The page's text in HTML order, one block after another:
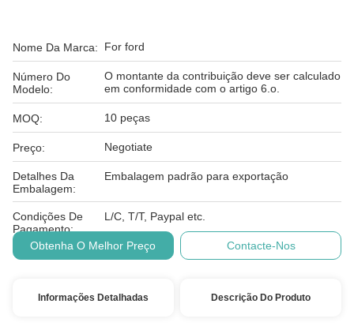
Nome Da Marca: For ford
Número Do
Modelo:
O montante da contribuição deve ser calculado
em conformidade com o artigo 6.o.
MOQ: 10 peças
Preço: Negotiate
Detalhes Da
Embalagem:
Embalagem padrão para exportação
Condições De
Pagamento:
L/C, T/T, Paypal etc.
Obtenha O Melhor Preço Contacte-Nos
Informações Detalhadas Descrição Do Produto